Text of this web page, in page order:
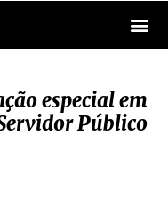
especial em
Público